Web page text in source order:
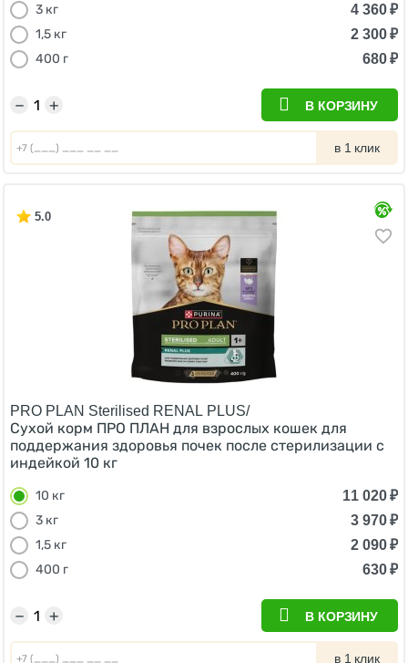
3 кг
4 360₽
1,5 кг
2 300₽
400 г
680₽
+
− В КОРЗИНУ
в 1 клик
5.0
PRO PLAN Sterilised RENAL PLUS/
Сухой корм ПРО ПЛАН для взрослых кошек для
поддержания здоровья почек после стерилизации с
индейкой 10 кг
10 кг 11 020₽
3 кг
3 970₽
1,5 кг
2 090₽
400 г
630₽
+
− В КОРЗИНУ
в 1 клик